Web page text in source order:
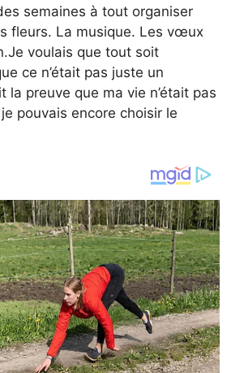
semaines à tout organiser
fleurs. La musique. Les vœux
voulais que tout soit
ce n’était pas juste un
la preuve que ma vie n’était pas
pouvais encore choisir le